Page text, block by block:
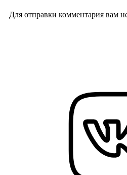
Для отправки комментария вам